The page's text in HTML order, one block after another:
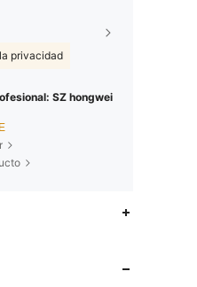
privacidad
SZ hongwei